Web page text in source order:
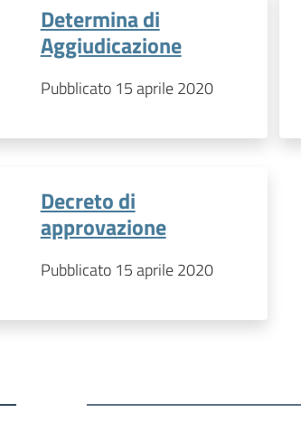
Determina di
Aggiudicazione
Pubblicato 15 aprile 2020
Decreto di
approvazione
Pubblicato 15 aprile 2020